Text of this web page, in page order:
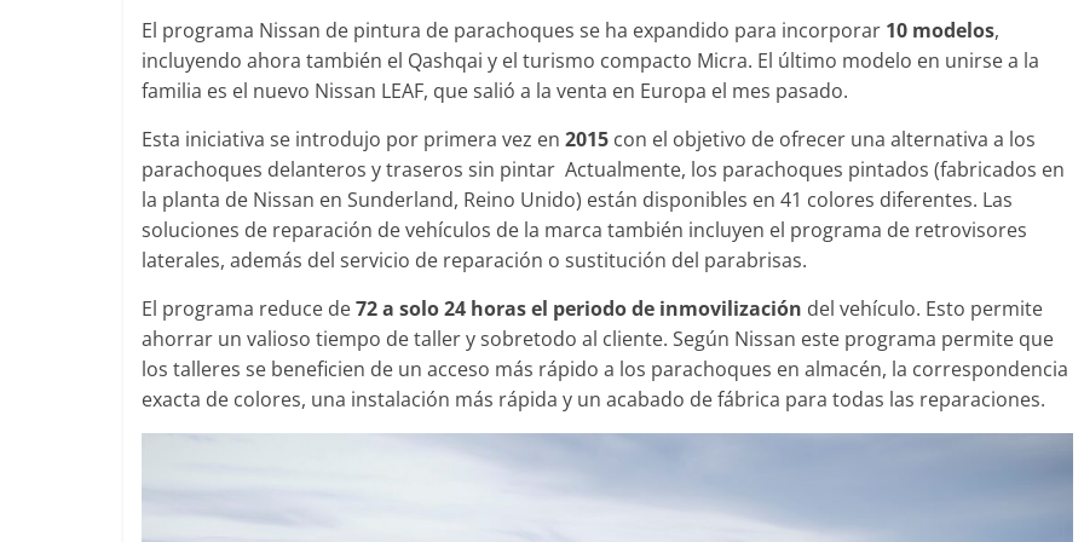
El programa Nissan de pintura de parachoques se ha expandido para incorporar 10 modelos,
incluyendo ahora también el Qashqai y el turismo compacto Micra. El último modelo en unirse a la
familia es el nuevo Nissan LEAF, que salió a la venta en Europa el mes pasado.
Esta iniciativa se introdujo por primera vez en 2015 con el objetivo de ofrecer una alternativa a los
parachoques delanteros y traseros sin pintar Actualmente, los parachoques pintados (fabricados en
la planta de Nissan en Sunderland, Reino Unido) están disponibles en 41 colores diferentes. Las
soluciones de reparación de vehículos de la marca también incluyen el programa de retrovisores
laterales, además del servicio de reparación o sustitución del parabrisas.
El programa reduce de72 a solo 24 horas el periodo de inmovilización del vehículo. Esto permite
ahorrar un valioso tiempo de taller y sobretodo al cliente. Según Nissan este programa permite que
los talleres se beneficien de un acceso más rápido a los parachoques en almacén, la correspondencia
exacta de colores, una instalación más rápida y un acabado de fábrica para todas las reparaciones.
Clase S Coupé W140: 30
años de uno de los
Mercedes-Benz más caros
31 de enero de 2022 mospotter84 0
Clásicos
Audi RS6: 20 años de
deportividad
25 de julio de 2022
Seguridad
Llamada a revisión en
Mercedes Clase A fabricados
entre 2017-2019
4 de septiembre de 2020
50 años del
ESF 13: un